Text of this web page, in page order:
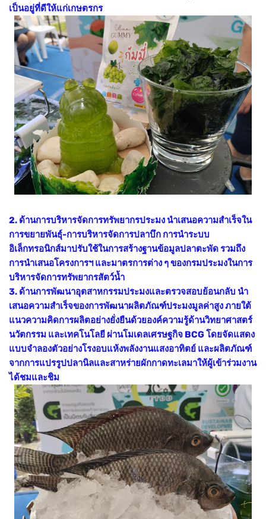
เป็นอยู่ที่ดีให้แก่เกษตรกร
2. ด้านการบริหารจัดการทรัพยากรประมง นำเสนอความสำเร็จใน
การขยายพันธุ์-การบริหารจัดการปลาบึก การนำระบบ
อิเล็กทรอนิกส์มาปรับใช้ในการสร้างฐานข้อมูลปลาตะพัด รวมถึง
การนำเสนอโครงการฯ และมาตรการต่าง ๆ ของกรมประมงในการ
บริหารจัดการทรัพยากรสัตว์น้ำ
3. ด้านการพัฒนาอุตสาหกรรมประมงและตรวจสอบย้อนกลับ นำ
เสนอความสำเร็จของการพัฒนาผลิตภัณฑ์ประมงมูลค่าสูง ภายใต้
แนวความคิดการผลิตอย่างยั่งยืนด้วยองค์ความรู้ด้านวิทยาศาสตร์
นวัตกรรม และเทคโนโลยี ผ่านโมเดลเศรษฐกิจ BCG โดยจัดแสดง
แบบจำลองตัวอย่างโรงอบแห้งพลังงานแสงอาทิตย์ และผลิตภัณฑ์
จากการแปรรูปปลานิลและสาหร่ายผักกาดทะเลมาให้ผู้เข้าร่วมงาน
ได้ชมและชิม